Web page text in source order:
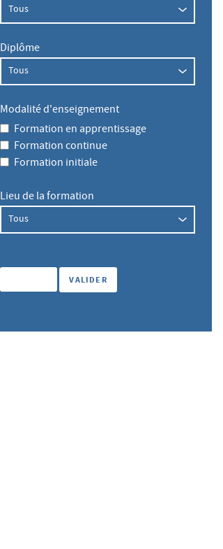
Diplôme
Modalité d'enseignement
Formation en apprentissage
Formation continue
Formation initiale
Lieu de la formation